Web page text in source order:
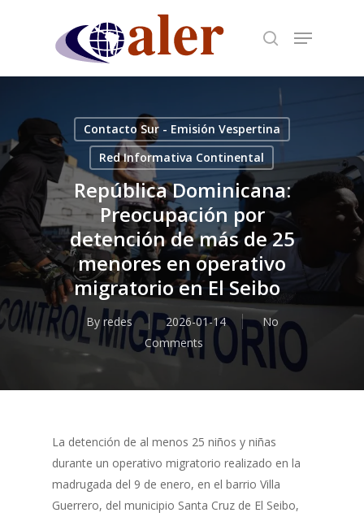
content
Contacto Sur - Emisión Vespertina
Red Informativa Continental
República Dominicana:
Preocupación por
detención de más de 25
menores en operativo
migratorio en El Seibo
By redes 2026-01-14
No
Comments
La detención de al menos 25 niños y niñas
durante un operativo migratorio realizado en la
madrugada del 9 de enero, en el barrio Villa
Guerrero, del municipio Santa Cruz de El Seibo,